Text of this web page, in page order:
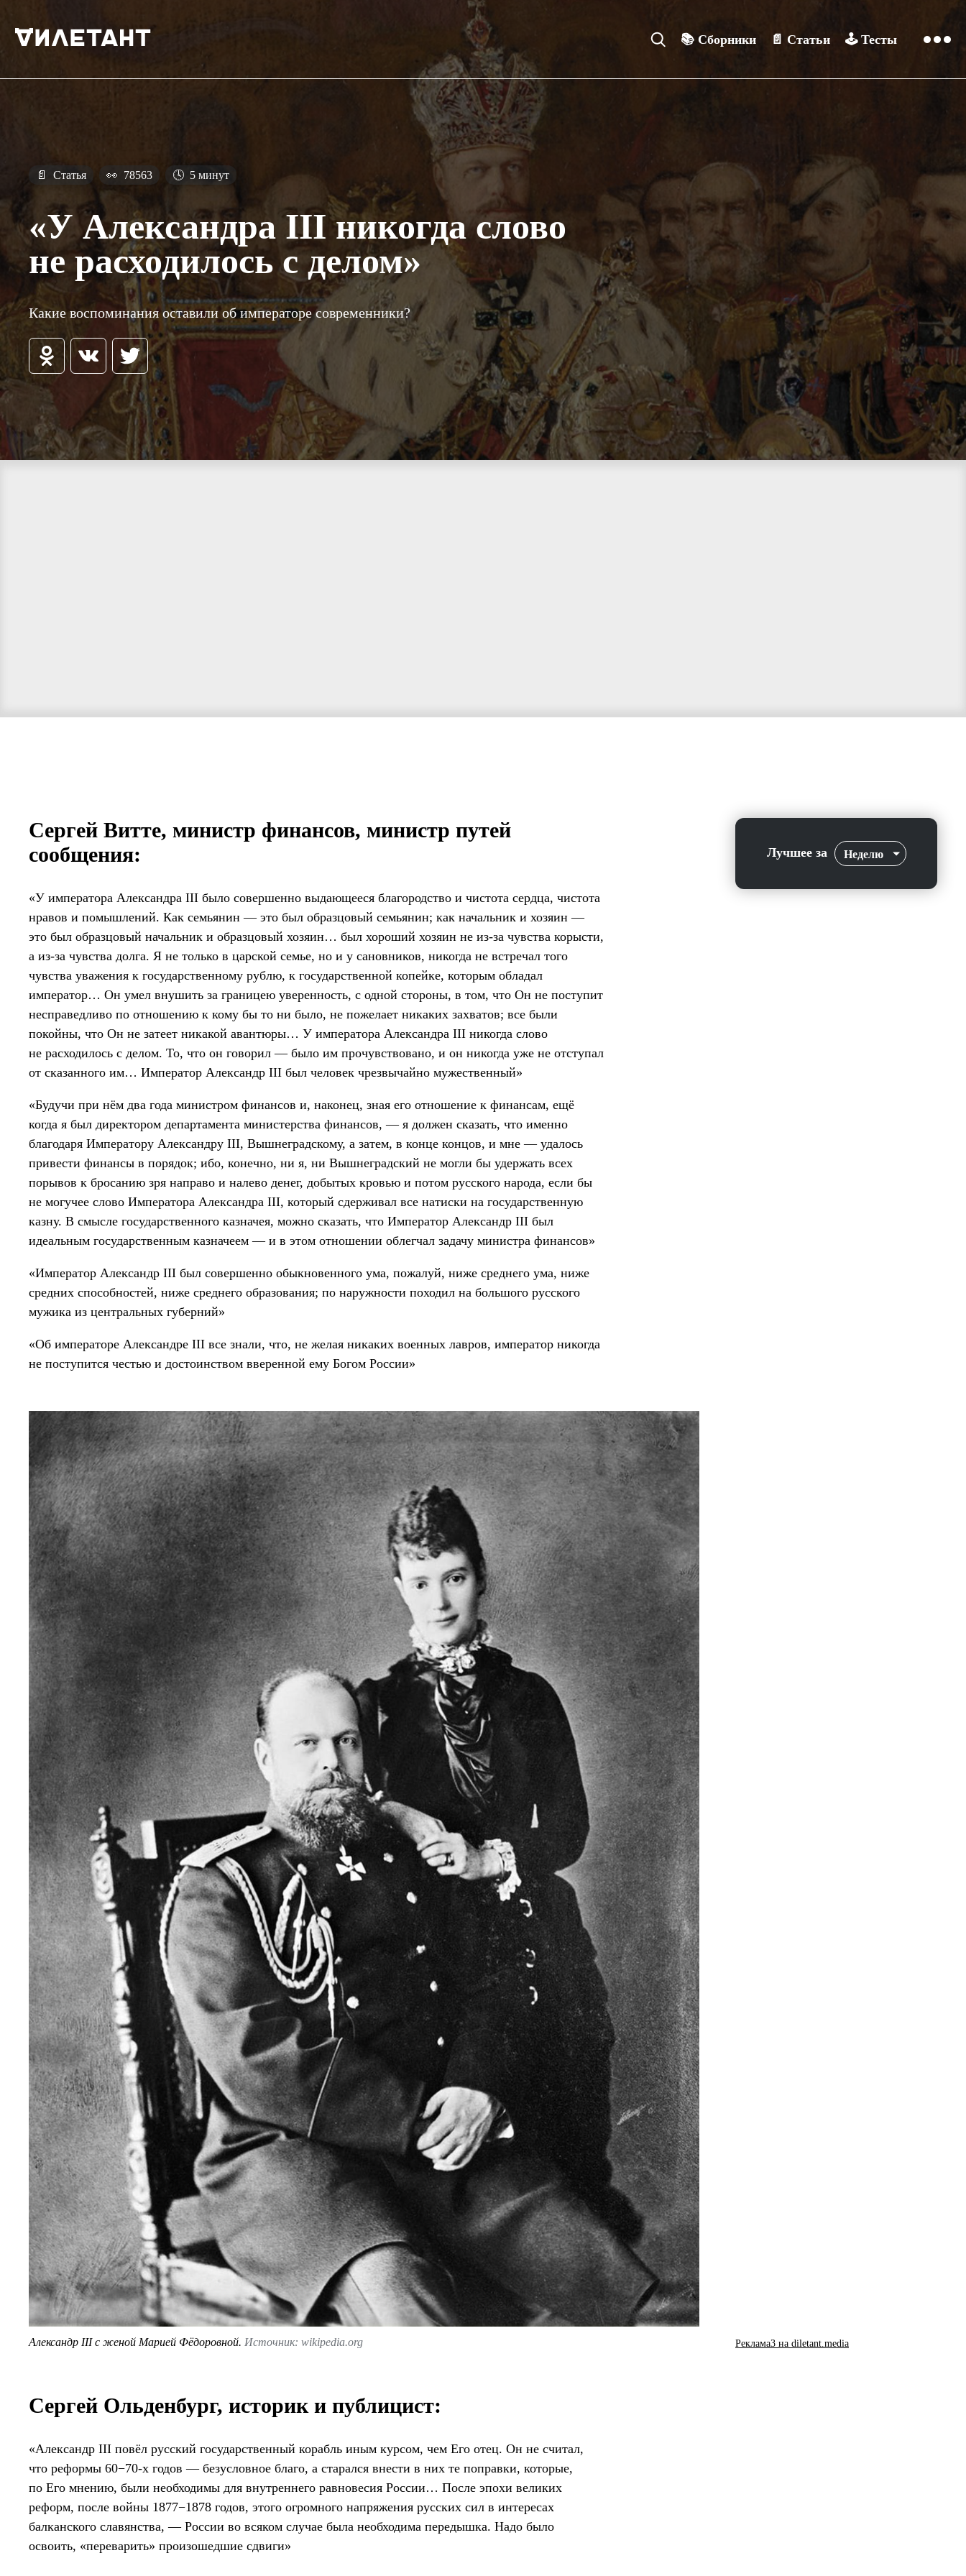
📚 Сборники 📄 Статьи 🕹️ Тесты
📄 Статья 👀 78563 🕓 5 минут
«У Александра III никогда слово
не расходилось с делом»
Какие воспоминания оставили об императоре современники?
Сергей Витте, министр финансов, министр путей
сообщения:
«У императора Александра III было совершенно выдающееся благородство и чистота сердца, чистота
нравов и помышлений. Как семьянин — это был образцовый семьянин; как начальник и хозяин —
это был образцовый начальник и образцовый хозяин… был хороший хозяин не из-за чувства корысти,
а из-за чувства долга. Я не только в царской семье, но и у сановников, никогда не встречал того
чувства уважения к государственному рублю, к государственной копейке, которым обладал
император… Он умел внушить за границею уверенность, с одной стороны, в том, что Он не поступит
несправедливо по отношению к кому бы то ни было, не пожелает никаких захватов; все были
покойны, что Он не затеет никакой авантюры… У императора Александра III никогда слово
не расходилось с делом. То, что он говорил — было им прочувствовано, и он никогда уже не отступал
от сказанного им… Император Александр III был человек чрезвычайно мужественный»
«Будучи при нём два года министром финансов и, наконец, зная его отношение к финансам, ещё
когда я был директором департамента министерства финансов, — я должен сказать, что именно
благодаря Императору Александру III, Вышнеградскому, а затем, в конце концов, и мне — удалось
привести финансы в порядок; ибо, конечно, ни я, ни Вышнеградский не могли бы удержать всех
порывов к бросанию зря направо и налево денег, добытых кровью и потом русского народа, если бы
не могучее слово Императора Александра III, который сдерживал все натиски на государственную
казну. В смысле государственного казначея, можно сказать, что Император Александр III был
идеальным государственным казначеем — и в этом отношении облегчал задачу министра финансов»
«Император Александр III был совершенно обыкновенного ума, пожалуй, ниже среднего ума, ниже
средних способностей, ниже среднего образования; по наружности походил на большого русского
мужика из центральных губерний»
«Об императоре Александре III все знали, что, не желая никаких военных лавров, император никогда
не поступится честью и достоинством вверенной ему Богом России»
Александр III с женой Марией Фёдоровной. Источник: wikipedia.org
Сергей Ольденбург, историк и публицист:
«Александр III повёл русский государственный корабль иным курсом, чем Его отец. Он не считал,
что реформы 60−70-х годов — безусловное благо, а старался внести в них те поправки, которые,
по Его мнению, были необходимы для внутреннего равновесия России… После эпохи великих
реформ, после войны 1877−1878 годов, этого огромного напряжения русских сил в интересах
балканского славянства, — России во всяком случае была необходима передышка. Надо было
освоить, «переварить» произошедшие сдвиги»
Лучшее за Неделю
Реклама3 на diletant.media